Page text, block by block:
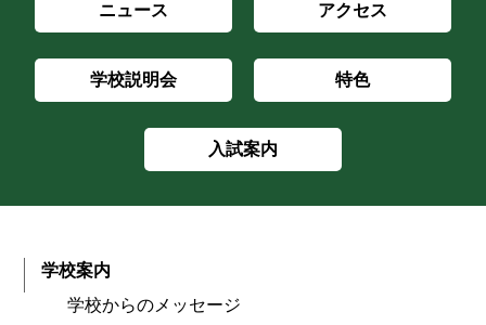
ニュース アクセス
学校説明会 特色
入試案内
学校案内
学校からのメッセージ